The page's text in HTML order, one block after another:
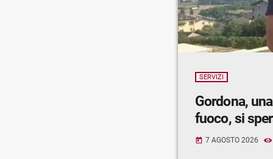
SERVIZI
Gordona,
fuoco, si
today 7 AGOSTO 2026